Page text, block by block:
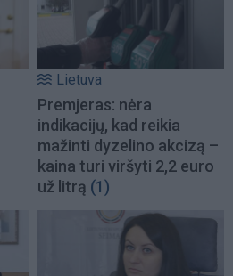
Lietuva
Premjeras: nėra
indikacijų, kad reikia
mažinti dyzelino akcizą –
kaina turi viršyti 2,2 euro
už litrą (1)